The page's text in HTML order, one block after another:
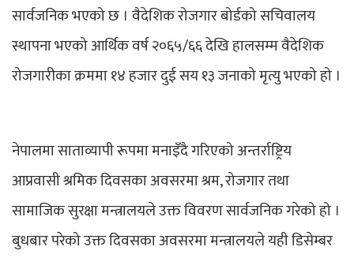
सार्वजनिक भएको छ । वैदेशिक रोजगार बोर्डको सचिवालय
स्थापना भएको आर्थिक वर्ष २०६५/६६ देखि हालसम्म वैदेशिक
रोजगारीका क्रममा १४ हजार दुई सय १३ जनाको मृत्यु भएको हो ।
नेपालमा साताव्यापी रूपमा मनाइँदै गरिएको अन्तर्राष्ट्रिय
आप्रवासी श्रमिक दिवसका अवसरमा श्रम, रोजगार तथा
सामाजिक सुरक्षा मन्त्रालयले उक्त विवरण सार्वजनिक गरेको हो ।
बुधबार परेको उक्त दिवसका अवसरमा मन्त्रालयले यही डिसेम्बर